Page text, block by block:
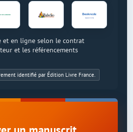
et en ligne selon le contrat
et les référencements
identifié par Édition Livre France.